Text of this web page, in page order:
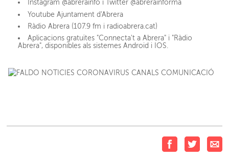
Instagram @abrerainfo i Twitter @abrerainforma
Youtube Ajuntament d'Abrera
Ràdio Abrera (107.9 fm i radioabrera.cat)
Aplicacions gratuïtes "Connecta't a Abrera" i "Ràdio
Abrera", disponibles als sistemes Android i IOS.